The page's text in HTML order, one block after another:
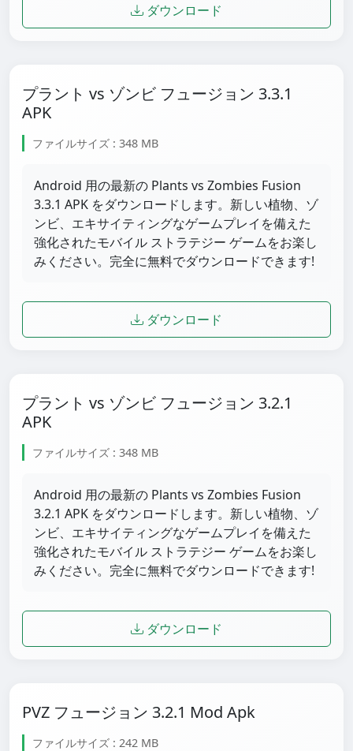
ダウンロード
プラント vs ゾンビ フュージョン 3.3.1
APK
ファイルサイズ : 348 MB
Android 用の最新の Plants vs Zombies Fusion
3.3.1 APK をダウンロードします。新しい植物、ゾ
ンビ、エキサイティングなゲームプレイを備えた
強化されたモバイル ストラテジー ゲームをお楽し
みください。完全に無料でダウンロードできます!
ダウンロード
プラント vs ゾンビ フュージョン 3.2.1
APK
ファイルサイズ : 348 MB
Android 用の最新の Plants vs Zombies Fusion
3.2.1 APK をダウンロードします。新しい植物、ゾ
ンビ、エキサイティングなゲームプレイを備えた
強化されたモバイル ストラテジー ゲームをお楽し
みください。完全に無料でダウンロードできます!
ダウンロード
PVZ フュージョン 3.2.1 Mod Apk
ファイルサイズ : 242 MB